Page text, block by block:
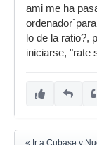
Gracias.
ami me ha
lo de la ratio?,
iniciarse, "rate
« Ir a Cubase y